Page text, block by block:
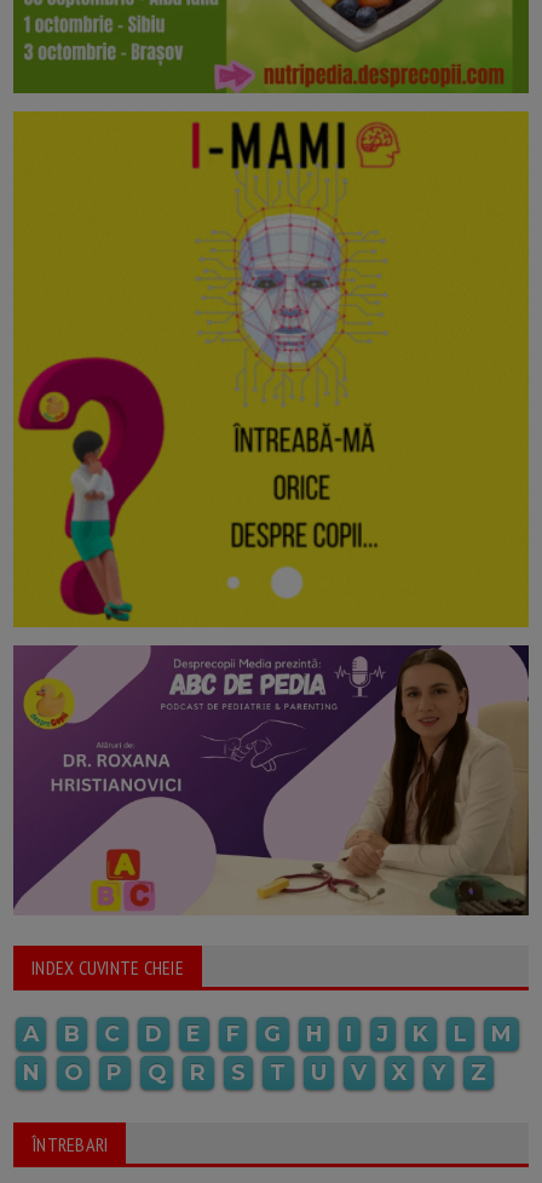
INDEX CUVINTE CHEIE
A B C D E F G H I J K L
M
N
O P Q R S T U V X Y Z
ÎNTREBARI